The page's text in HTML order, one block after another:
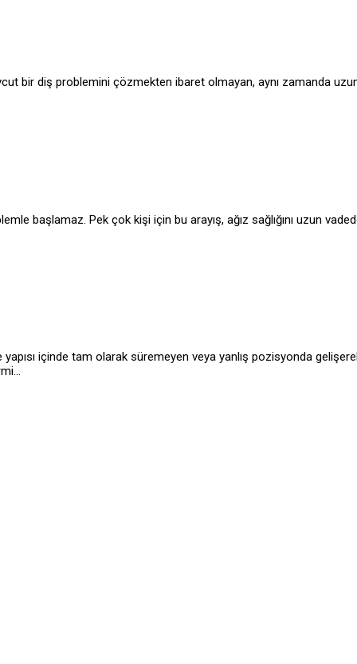
bir diş problemini çözmekten ibaret olmayan, aynı zamanda uzun
başlamaz. Pek çok kişi için bu arayış, ağız sağlığını uzun
içinde tam olarak süremeyen veya yanlış pozisyonda